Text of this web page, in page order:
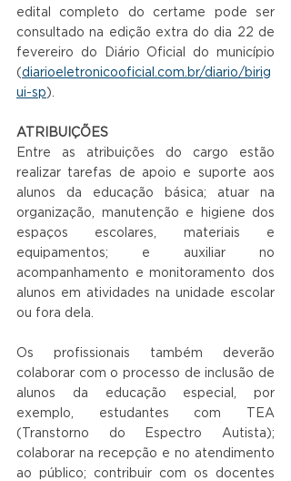
edital completo do certame pode ser
consultado na edição extra do dia 22 de
fevereiro do Diário Oficial do município
(diarioeletronicooficial.com.br/diario/birig
ui-sp).
ATRIBUIÇÕES
Entre as atribuições do cargo estão
realizar tarefas de apoio e suporte aos
alunos da educação básica; atuar na
organização, manutenção e higiene dos
espaços escolares, materiais e
equipamentos; e auxiliar no
acompanhamento e monitoramento dos
alunos em atividades na unidade escolar
ou fora dela.
Os profissionais também deverão
colaborar com o processo de inclusão de
alunos da educação especial, por
exemplo, estudantes com TEA
(Transtorno do Espectro Autista);
colaborar na recepção e no atendimento
ao público; contribuir com os docentes